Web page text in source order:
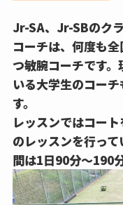
Jr-SA、Jr-SBのク
コーチは、何度も
つ敏腕コーチです
いる大学生のコー
す。
レッスンではコー
のレッスンを行っ
間は1日90分〜190分